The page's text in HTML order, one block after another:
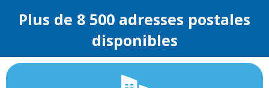
Plus de 8 500 adresses postales
disponibles